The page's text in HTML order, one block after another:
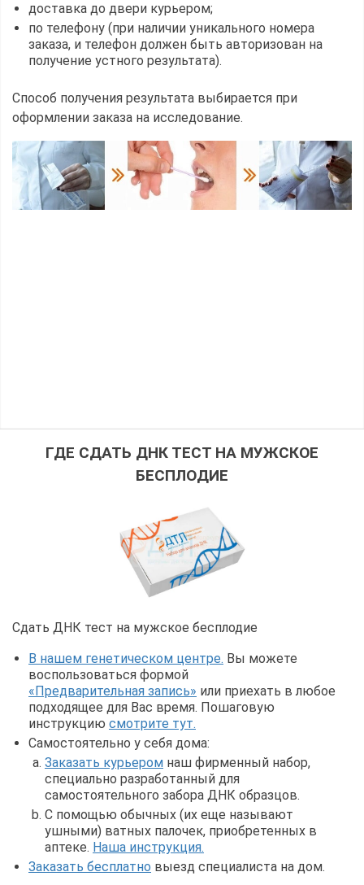
доставка до двери курьером;
по телефону (при наличии уникального номера
заказа, и телефон должен быть авторизован на
получение устного результата).
Способ получения результата выбирается при
оформлении заказа на исследование.
ГДЕ СДАТЬ ДНК ТЕСТ НА МУЖСКОЕ
БЕСПЛОДИЕ
Сдать ДНК тест на мужское бесплодие
В нашем генетическом центре. Вы можете
воспользоваться формой
«Предварительная запись» или приехать в любое
подходящее для Вас время. Пошаговую
инструкцию смотрите тут.
Самостоятельно у себя дома:
Заказать курьером наш фирменный набор,
специально разработанный для
самостоятельного забора ДНК образцов.
С помощью обычных (их еще называют
ушными) ватных палочек, приобретенных в
аптеке. Наша инструкция.
Заказать бесплатно выезд специалиста на дом.